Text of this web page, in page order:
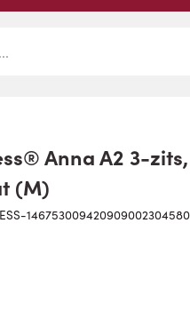
Anna A2 3-
(M)
146753009420909002304580